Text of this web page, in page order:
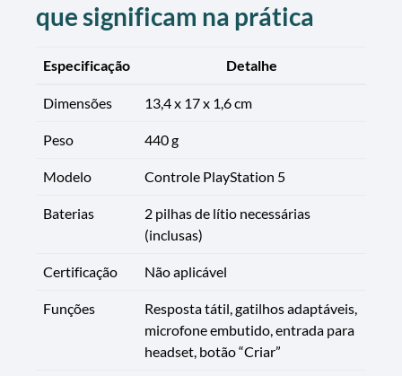
que significam na prática
Especificação Detalhe
Dimensões 13,4 x 17 x 1,6 cm
Peso 440 g
Modelo Controle PlayStation 5
Baterias
2 pilhas de lítio necessárias
(inclusas)
Certificação Não aplicável
Funções
Resposta tátil, gatilhos adaptáveis,
microfone embutido, entrada para
headset, botão “Criar”